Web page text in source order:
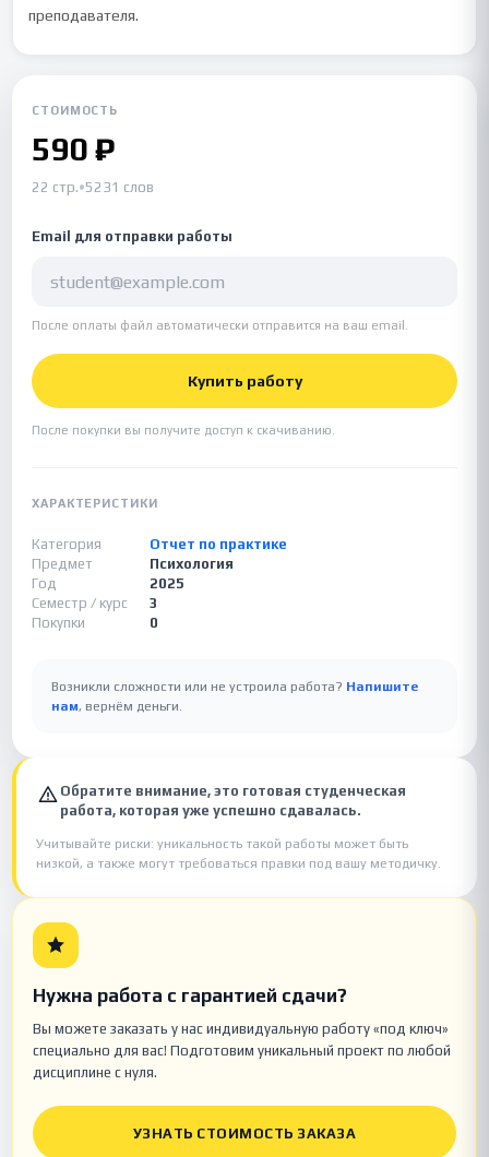
преподавателя.
СТОИМОСТЬ
590 ₽
22 стр.•5231 слов
Email для отправки работы
После оплаты файл автоматически отправится на ваш email.
Купить работу
После покупки вы получите доступ к скачиванию.
ХАРАКТЕРИСТИКИ
Категория
Отчет по практике
Предмет
Психология
Год
2025
Семестр / курс
3
Покупки
0
Возникли сложности или не устроила работа? Напишите
нам, вернём деньги.
Обратите внимание, это готовая студенческая
работа, которая уже успешно сдавалась.
Учитывайте риски: уникальность такой работы может быть
низкой, а также могут требоваться правки под вашу методичку.
Нужна работа с гарантией сдачи?
Вы можете заказать у нас индивидуальную работу «под ключ»
специально для вас! Подготовим уникальный проект по любой
дисциплине с нуля.
УЗНАТЬ СТОИМОСТЬ ЗАКАЗА